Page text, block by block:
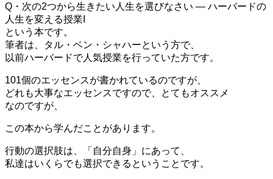
Q・次の2つから生きたい人生を選びなさい ― ハーバードの
人生を変える授業I
という本です。
筆者は、タル・ベン・シャハーという方で、
以前ハーバードで人気授業を行っていた方です。
101個のエッセンスが書かれているのですが、
どれも大事なエッセンスですので、とてもオススメ
なのですが、
この本から学んだことがあります。
行動の選択肢は、「自分自身」にあって、
私達はいくらでも選択できるということです。